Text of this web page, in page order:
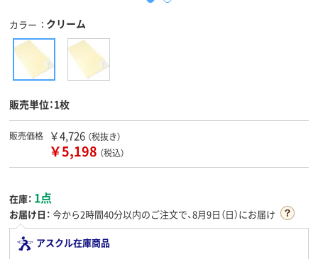
カラー クリーム
販売単位：1枚
販売価格 ￥4,726 （税抜き）
￥5,198 （税込）
在庫： 1点
お届け日： 今から2時間40分以内のご注文で、8月9日（日）にお届け
アスクル在庫商品